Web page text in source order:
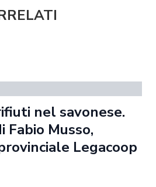
nel savonese.
Fabio Musso,
Legacoop